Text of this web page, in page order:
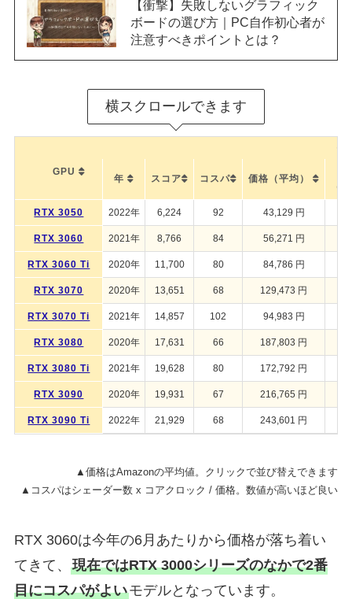
【衝撃】失敗しないグラフィック
ボードの選び方｜PC自作初心者が
注意すべきポイントとは？
横スクロールできます
GPU
年 スコア コスパ 価格（平均）
（
RTX 3050 2022年 6,224 92 43,129 円
RTX 3060 2021年 8,766 84 56,271 円
RTX 3060 Ti 2020年 11,700 80 84,786 円
RTX 3070 2020年 13,651 68 129,473 円
RTX 3070 Ti 2021年 14,857 102 94,983 円
RTX 3080 2020年 17,631 66 187,803 円
RTX 3080 Ti 2021年 19,628 80 172,792 円
RTX 3090 2020年 19,931 67 216,765 円
RTX 3090 Ti 2022年 21,929 68 243,601 円
▲価格はAmazonの平均値。クリックで並び替えできます
▲コスパはシェーダー数 x コアクロック / 価格。数値が高いほど良い
RTX 3060は今年の6月あたりから価格が落ち着い
てきて、 現在ではRTX 3000シリーズのなかで2番
目にコスパがよいモデルとなっています。